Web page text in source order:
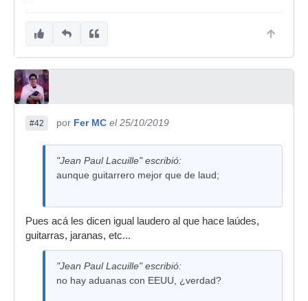
#42 por Fer MC el 25/10/2019
"Jean Paul Lacuille" escribió:
aunque guitarrero mejor que de laud;
Pues acá les dicen igual laudero al que hace laúdes,
guitarras, jaranas, etc...
"Jean Paul Lacuille" escribió:
no hay aduanas con EEUU, ¿verdad?